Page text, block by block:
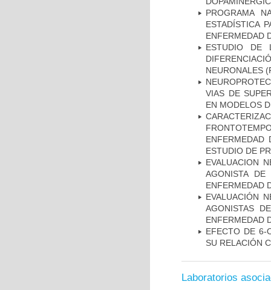
PROGRAMA
ESTADÍSTICA
ENFERMEDAD
ESTUDIO DE
NEURONALES
VIAS DE
EN MODELOS
ENFERMEDAD
ESTUDIO DE
EVALUACION
AGONISTA
ENFERMEDAD
EVALUACIÓN
AGONISTAS
ENFERMEDAD
EFECTO DE 6-
SU RELACIÓN
Laboratorios